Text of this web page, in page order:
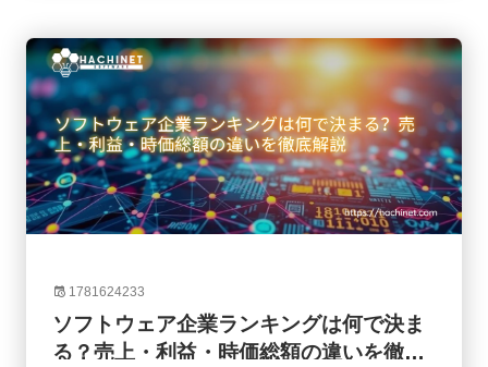
1781624233
ソフトウェア企業ランキングは何で決ま
る？売上・利益・時価総額の違いを徹底